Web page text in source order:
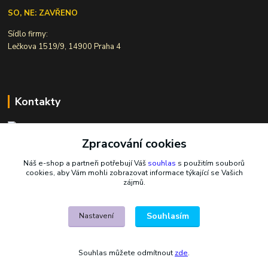
SO, NE: ZAVŘENO
Sídlo firmy:
Lečkova 1519/9, 14900 Praha 4
Kontakty
Ivana Šiková
+420 607 146 238
Po-Pá, 8-18 hod.
Zpracování cookies
Náš e-shop a partneři potřebují Váš souhlas s použitím souborů
cookies, aby Vám mohli zobrazovat informace týkající se Vašich
zájmů.
Nastavení Souhlasím
Souhlas můžete odmítnout zde.